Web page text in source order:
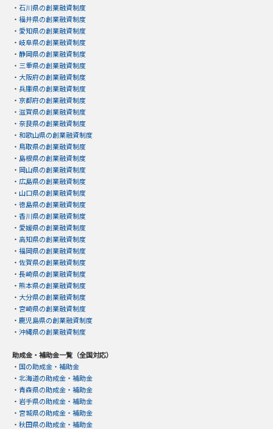
・ 石川県の創業融資制度
・ 福井県の創業融資制度
・ 愛知県の創業融資制度
・ 岐阜県の創業融資制度
・ 静岡県の創業融資制度
・ 三重県の創業融資制度
・ 大阪府の創業融資制度
・ 兵庫県の創業融資制度
・ 京都府の創業融資制度
・ 滋賀県の創業融資制度
・ 奈良県の創業融資制度
・ 和歌山県の創業融資制度
・ 鳥取県の創業融資制度
・ 島根県の創業融資制度
・ 岡山県の創業融資制度
・ 広島県の創業融資制度
・ 山口県の創業融資制度
・ 徳島県の創業融資制度
・ 香川県の創業融資制度
・ 愛媛県の創業融資制度
・ 高知県の創業融資制度
・ 福岡県の創業融資制度
・ 佐賀県の創業融資制度
・ 長崎県の創業融資制度
・ 熊本県の創業融資制度
・ 大分県の創業融資制度
・ 宮崎県の創業融資制度
・ 鹿児島県の創業融資制度
・ 沖縄県の創業融資制度
助成金・補助金一覧（全国対応）
・ 国の助成金・補助金
・ 北海道の助成金・補助金
・ 青森県の助成金・補助金
・ 岩手県の助成金・補助金
・ 宮城県の助成金・補助金
・ 秋田県の助成金・補助金